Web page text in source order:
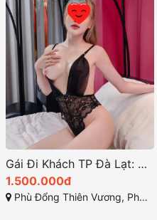
Gái Đi Khách TP Đà Lạt: Dịch Vụ Gái Gọi Chất Lượng và Độc Đáo
1.500.000đ
Phù Đổng Thiên Vương, Phường 8, Tp. Đà Lạt, Lâm Đồng